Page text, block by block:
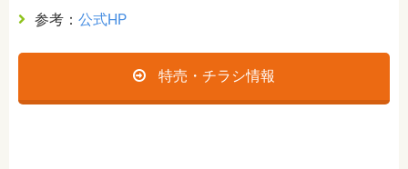
参考： 公式HP
特売・チラシ情報